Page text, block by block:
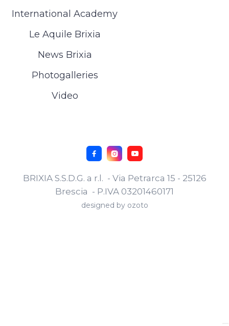
International Academy
Le Aquile Brixia
News Brixia
Photogalleries
Video
BRIXIA S.S.D.G. a r.l. - Via Petrarca 15 - 25126
Brescia - P.IVA 03201460171
designed by ozoto
  